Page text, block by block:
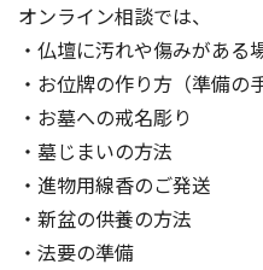
オンライン相談では、
・仏壇に汚れや傷みがある
・お位牌の作り方（準備の
・お墓への戒名彫り
・墓じまいの方法
・進物用線香のご発送
・新盆の供養の方法
・法要の準備